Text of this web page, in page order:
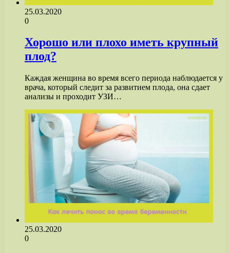
25.03.2020
0
Хорошо или плохо иметь крупный
плод?
Каждая женщина во время всего периода наблюдается у
врача, который следит за развитием плода, она сдает
анализы и проходит УЗИ…
25.03.2020
0